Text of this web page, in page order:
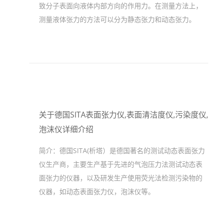
致分子表面向液体内部方向的作用力。在测量方法上，
测量液体张力的方法可以分为静态张力和动态张力。
关于德国SITA表面张力仪,表面清洁度仪,污染度仪,
泡沫仪详细介绍
简介： 德国SITA(析塔）是德国著名的测试动态表面张力
仪生产商，主要生产基于先进的气泡压力法测试动态表
面张力的仪器，以及研发生产使用荧光法检测污染物的
仪器，如动态表面张力仪，泡沫仪等。